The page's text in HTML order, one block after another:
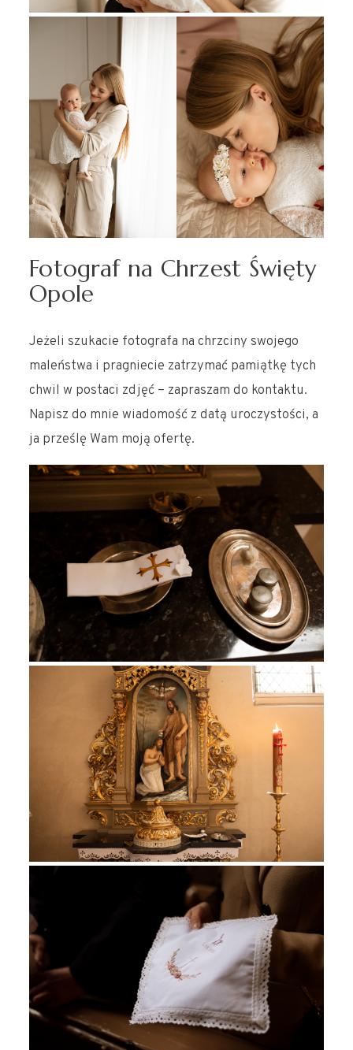
Fotograf na Chrzest Święty
Opole
Jeżeli szukacie fotografa na chrzciny swojego
maleństwa i pragniecie zatrzymać pamiątkę tych
chwil w postaci zdjęć – zapraszam do kontaktu.
Napisz do mnie wiadomość z datą uroczystości, a
ja prześlę Wam moją ofertę.